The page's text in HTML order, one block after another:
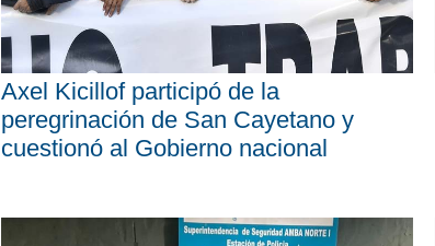
Axel Kicillof participó de la
peregrinación de San Cayetano y
cuestionó al Gobierno nacional